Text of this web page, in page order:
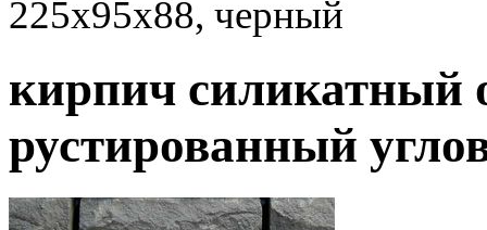
225х95х88, черный
кирпич силикатный
рустированный